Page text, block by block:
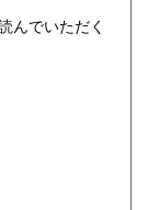
んでいただく